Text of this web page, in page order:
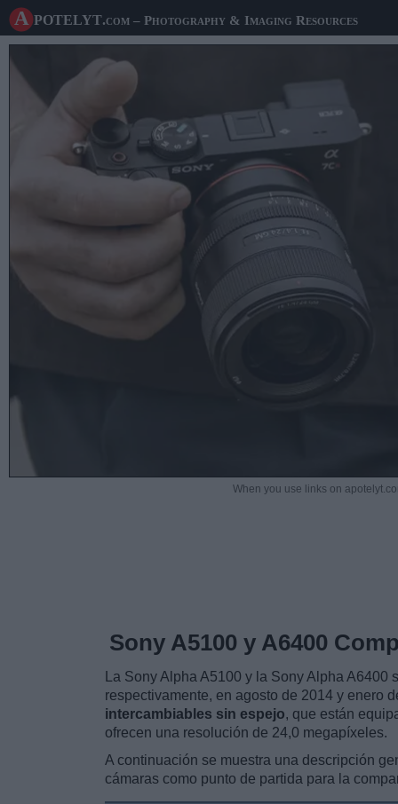
A potelyt.com – Photography & Imaging Resources
When you use links on
Sony A5100 y A6400
La Sony Alpha A5100 y la Sony Alpha
respectivamente, en agosto de 2014 y enero
intercambiables sin espejo, que están
ofrecen una resolución de 24,0 megapíxeles.
A continuación se muestra una descripción
cámaras como punto de partida para la